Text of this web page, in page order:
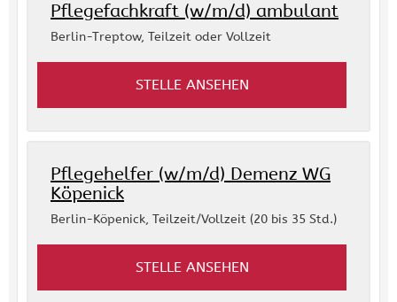
Pflegefachkraft (w/m/d) ambulant
Berlin-Treptow, Teilzeit oder Vollzeit
STELLE ANSEHEN
Pflegehelfer (w/m/d) Demenz WG
Köpenick
Berlin-Köpenick, Teilzeit/Vollzeit (20 bis 35 Std.)
STELLE ANSEHEN